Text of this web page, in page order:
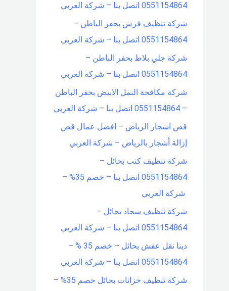
0551154864 اتصل بنا – شركة العربي
شركة تنظيف فرش بحفر الباطن –
0551154864 اتصل بنا – شركة العربي
شركة جلي بلاط بحفر الباطن –
0551154864 اتصل بنا – شركة العربي
شركة مكافحة النمل الابيض بحفر الباطن
– 0551154864 اتصل بنا – شركة العربي
قص اشجار الرياض – افضل عمال قص
إزالة أشجار بالرياض – شركة العربي
شركة تنظيف كنب بحائل –
0551154864 اتصل بنا – خصم 35% –
شركة العربي
شركة تنظيف سجاد بحائل –
0551154864 اتصل بنا – شركة العربي
دينا نقل عفش بحائل – خصم 35 % –
0551154864 اتصل بنا – شركة العربي
شركة تنظيف خزانات بحائل خصم 35% –